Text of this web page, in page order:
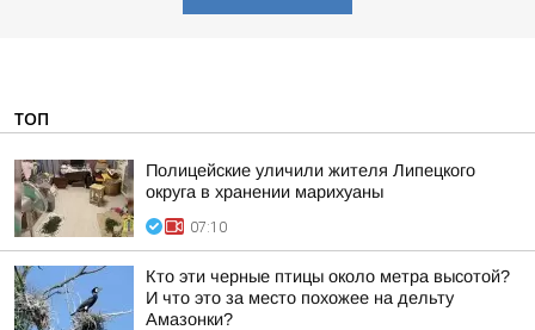
ТОП
Полицейские уличили жителя Липецкого
округа в хранении марихуаны
07:10
Кто эти черные птицы около метра высотой?
И что это за место похожее на дельту
Амазонки?